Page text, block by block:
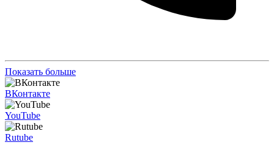
Показать больше
ВКонтакте
YouTube
Rutube